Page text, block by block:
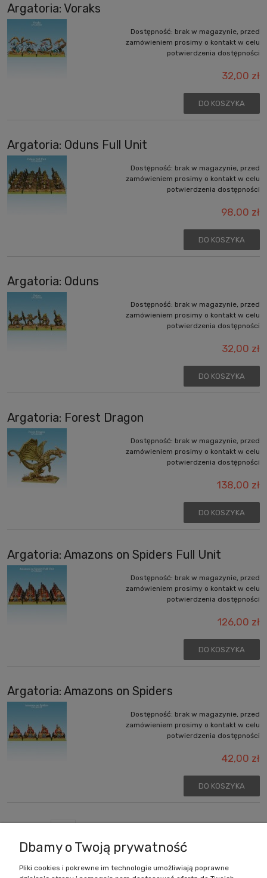
Argatoria: Voraks
Dostępność: brak w magazynie, przed
zamówieniem prosimy o kontakt w celu
potwierdzenia dostępności
32,00 zł
DO KOSZYKA
Argatoria: Oduns Full Unit
Dostępność: brak w magazynie, przed
zamówieniem prosimy o kontakt w celu
potwierdzenia dostępności
98,00 zł
DO KOSZYKA
Argatoria: Oduns
Dostępność: brak w magazynie, przed
zamówieniem prosimy o kontakt w celu
potwierdzenia dostępności
32,00 zł
DO KOSZYKA
Argatoria: Forest Dragon
Dostępność: brak w magazynie, przed
zamówieniem prosimy o kontakt w celu
potwierdzenia dostępności
138,00 zł
DO KOSZYKA
Argatoria: Amazons on Spiders Full Unit
Dostępność: brak w magazynie, przed
zamówieniem prosimy o kontakt w celu
potwierdzenia dostępności
126,00 zł
DO KOSZYKA
Argatoria: Amazons on Spiders
Dostępność: brak w magazynie, przed
zamówieniem prosimy o kontakt w celu
potwierdzenia dostępności
42,00 zł
DO KOSZYKA
Dbamy o Twoją prywatność
Pliki cookies i pokrewne im technologie umożliwiają poprawne